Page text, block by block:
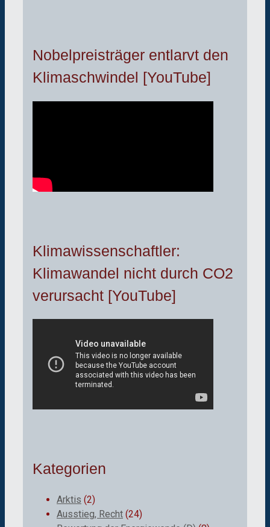
Nobelpreisträger entlarvt den
Klimaschwindel [YouTube]
Klimawissenschaftler:
Klimawandel nicht durch CO2
verursacht [YouTube]
Kategorien
Arktis (2)
Ausstieg, Recht (24)